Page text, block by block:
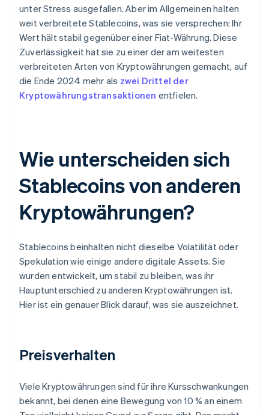
unter Stress ausgefallen. Aber im Allgemeinen halten
weit verbreitete Stablecoins, was sie versprechen: Ihr
Wert hält stabil gegenüber einer Fiat-Währung. Diese
Zuverlässigkeit hat sie zu einer der am weitesten
verbreiteten Arten von Kryptowährungen gemacht, auf
die Ende 2024 mehr als zwei Drittel der
Kryptowährungstransaktionen entfielen.
Wie unterscheiden sich
Stablecoins von anderen
Kryptowährungen?
Stablecoins beinhalten nicht dieselbe Volatilität oder
Spekulation wie einige andere digitale Assets. Sie
wurden entwickelt, um stabil zu bleiben, was ihr
Hauptunterschied zu anderen Kryptowährungen ist.
Hier ist ein genauer Blick darauf, was sie auszeichnet.
Preisverhalten
Viele Kryptowährungen sind für ihre Kursschwankungen
bekannt, bei denen eine Bewegung von 10 % an einem